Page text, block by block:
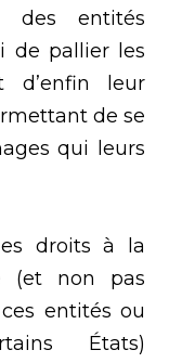
des entités
de pallier les
d’enfin leur
de se
qui leurs
droits à la
(et non pas
entités ou
États)